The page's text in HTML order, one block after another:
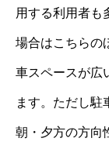
用する利用者も
場合はこちらの
車スペースが広
ます。ただし駐
朝・夕方の方向